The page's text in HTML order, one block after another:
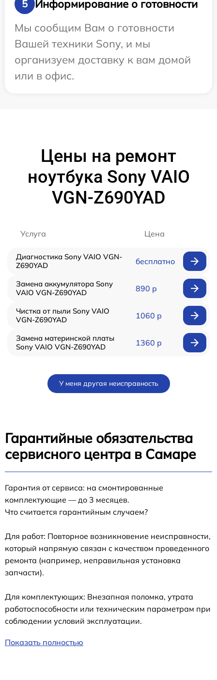
5
Информирование о готовности
Мы сообщим Вам о готовности
Вашей техники Sony, и мы
организуем доставку к вам домой
или в офис.
Цены на ремонт
ноутбука Sony VAIO
VGN-Z690YAD
Услуга Цена
Диагностика Sony VAIO VGN-
Z690YAD
бесплатно
Замена аккумулятора Sony
VAIO VGN-Z690YAD
890 р
Чистка от пыли Sony VAIO
VGN-Z690YAD
1060 р
Замена материнской платы
Sony VAIO VGN-Z690YAD
1360 р
У меня другая неисправность
Гарантийные обязательства
сервисного центра в Самаре
Гарантия от сервиса: на смонтированные
комплектующие — до 3 месяцев.
Что считается гарантийным случаем?
Для работ: Повторное возникновение неисправности,
который напрямую связан с качеством проведенного
ремонта (например, неправильная установка
запчасти).
Для комплектующих: Внезапная поломка, утрата
работоспособности или техническим параметрам при
соблюдении условий эксплуатации.
Показать полностью